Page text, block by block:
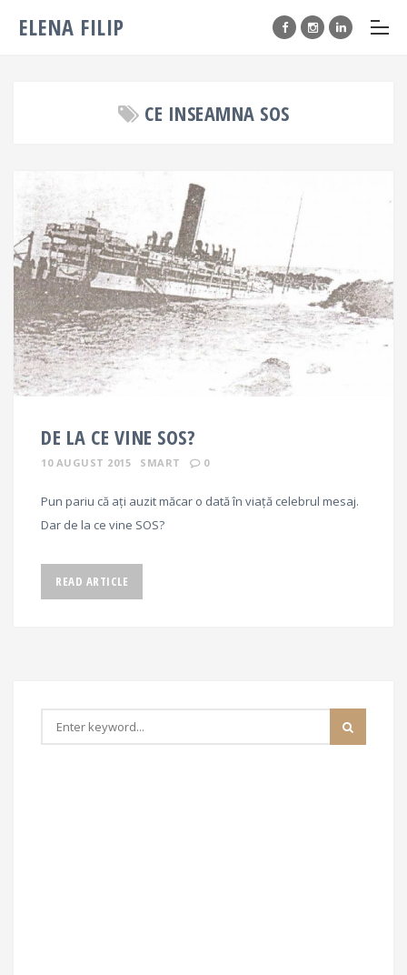
ELENA FILIP
CE INSEAMNA SOS
DE LA CE VINE SOS?
10 AUGUST 2015 SMART 0
Pun pariu că ați auzit măcar o dată în viață celebrul mesaj.
Dar de la ce vine SOS?
READ ARTICLE